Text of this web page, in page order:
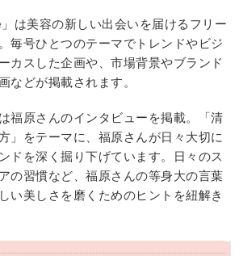
は美容の新しい出会いを届けるフリー
毎号ひとつのテーマでトレンドやビジ
カスした企画や、市場背景やブランド
などが掲載されます。
福原さんのインタビューを掲載。「清
」をテーマに、福原さんが日々大切に
ドを深く掘り下げています。日々のス
の習慣など、福原さんの等身大の言葉
い美しさを磨くためのヒントを紐解き